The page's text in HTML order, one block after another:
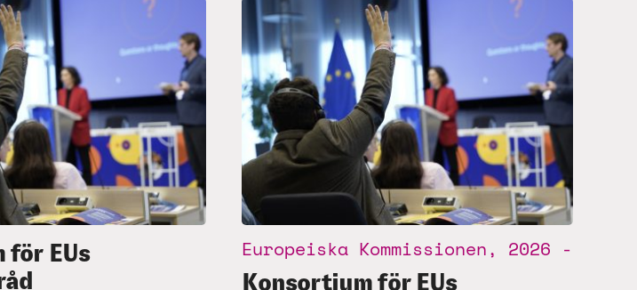
för EUs
Europeiska Kommissionen, 2026 -
Konsortium för EUs